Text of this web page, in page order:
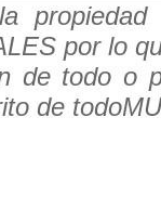
por lo
de todo o
de